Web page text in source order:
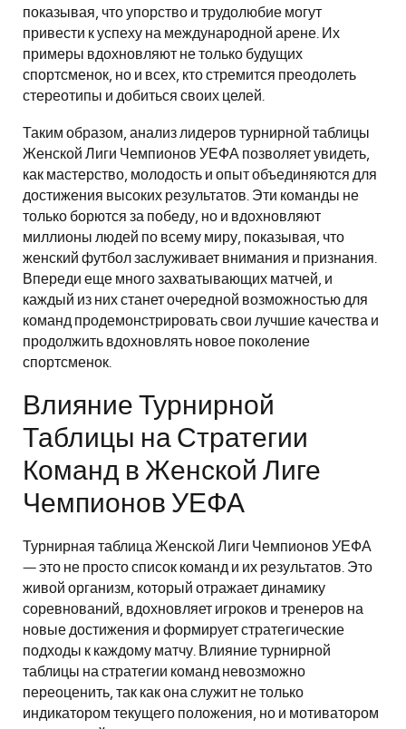
показывая, что упорство и трудолюбие могут
привести к успеху на международной арене. Их
примеры вдохновляют не только будущих
спортсменок, но и всех, кто стремится преодолеть
стереотипы и добиться своих целей.
Таким образом, анализ лидеров турнирной таблицы
Женской Лиги Чемпионов УЕФА позволяет увидеть,
как мастерство, молодость и опыт объединяются для
достижения высоких результатов. Эти команды не
только борются за победу, но и вдохновляют
миллионы людей по всему миру, показывая, что
женский футбол заслуживает внимания и признания.
Впереди еще много захватывающих матчей, и
каждый из них станет очередной возможностью для
команд продемонстрировать свои лучшие качества и
продолжить вдохновлять новое поколение
спортсменок.
Влияние Турнирной
Таблицы на Стратегии
Команд в Женской Лиге
Чемпионов УЕФА
Турнирная таблица Женской Лиги Чемпионов УЕФА
— это не просто список команд и их результатов. Это
живой организм, который отражает динамику
соревнований, вдохновляет игроков и тренеров на
новые достижения и формирует стратегические
подходы к каждому матчу. Влияние турнирной
таблицы на стратегии команд невозможно
переоценить, так как она служит не только
индикатором текущего положения, но и мотиватором